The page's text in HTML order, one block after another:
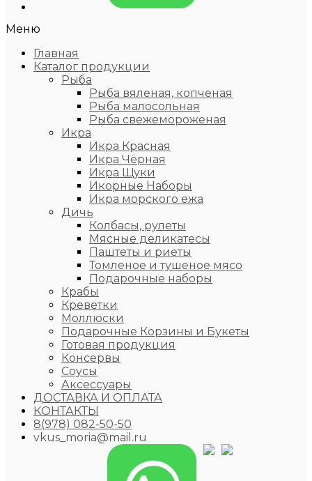
Меню
Главная
Каталог продукции
Рыба
Рыба вяленая, копченая
Рыба малосольная
Рыба свежемороженая
Икра
Икра Красная
Икра Чёрная
Икра Щуки
Икорные Наборы
Икра морского ежа
Дичь
Колбасы, рулеты
Мясные деликатесы
Паштеты и риеты
Томленое и тушеное мясо
Подарочные наборы
Крабы
Креветки
Моллюски
Подарочные Корзины и Букеты
Готовая продукция
Консервы
Соусы
Аксессуары
ДОСТАВКА И ОПЛАТА
КОНТАКТЫ
8(978) 082-50-50
vkus_moria@mail.ru